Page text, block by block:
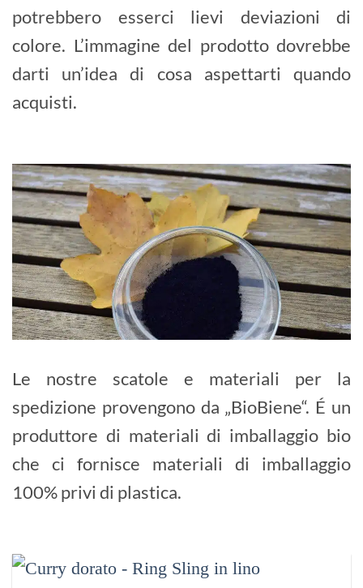
potrebbero esserci lievi deviazioni di
colore. L’immagine del prodotto dovrebbe
darti un’idea di cosa aspettarti quando
acquisti.
Le nostre scatole e materiali per la
spedizione provengono da „BioBiene“. É un
produttore di materiali di imballaggio bio
che ci fornisce materiali di imballaggio
100% privi di plastica.